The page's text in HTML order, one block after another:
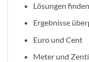
Lösungen finden
Ergebnisse
Euro und Cent
Meter und